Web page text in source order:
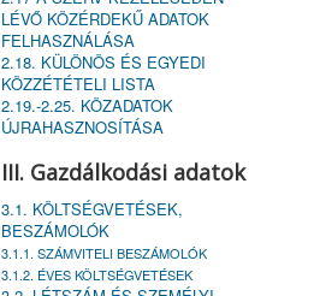
LÉVŐ KÖZÉRDEKŰ ADATOK
FELHASZNÁLÁSA
2.18. KÜLÖNÖS ÉS EGYEDI
KÖZZÉTÉTELI LISTA
2.19.-2.25. KÖZADATOK
ÚJRAHASZNOSÍTÁSA
III. Gazdálkodási adatok
3.1. KÖLTSÉGVETÉSEK,
BESZÁMOLÓK
3.1.1. SZÁMVITELI BESZÁMOLÓK
3.1.2. ÉVES KÖLTSÉGVETÉSEK